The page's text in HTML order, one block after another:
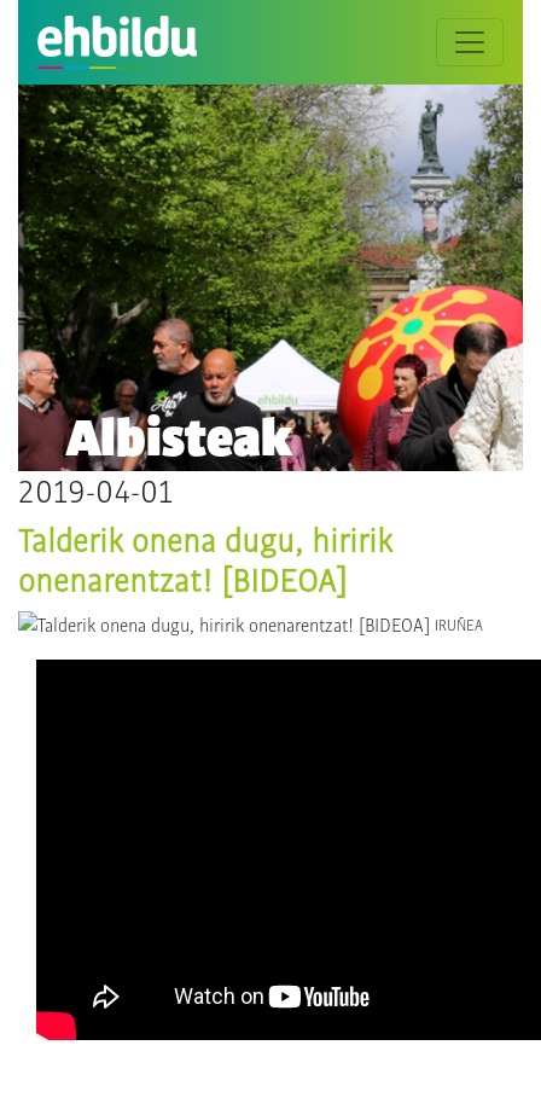
Albisteak
2019-04-01
Talderik onena dugu, hiririk
onenarentzat! [BIDEOA]
IRUÑEA